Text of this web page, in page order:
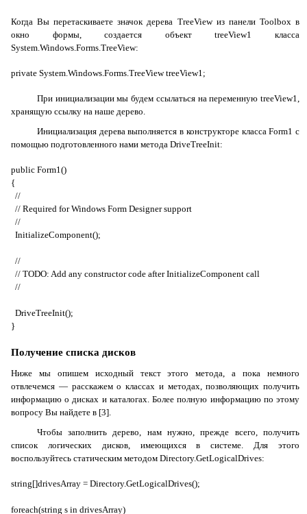
Когда Вы перетаскиваете значок дерева TreeViewиз панели Toolboxв
окно формы, создается объектtreeView1 класса
System.Windows.Forms.TreeView:
private System.Windows.Forms.TreeView treeView1;
При инициализации мы будем ссылаться на переменную treeView1,
хранящую ссылку на наше дерево.
Инициализация дерева выполняется в конструкторе классаForm1 с
помощью подготовленного нами метода DriveTreeInit:
public Form1()
{
//
// Required for Windows Form Designer support
//
InitializeComponent();
//
// TODO: Add any constructor code after InitializeComponent call
//
DriveTreeInit();
}
Получение списка дисков
Ниже мы опишем исходный текст этого метода, а пока немного
отвлечемся — расскажем о классах и методах, позволяющих получить
информацию о дисках и каталогах. Более полную информацию по этому
вопросу Вы найдете в [3].
Чтобы заполнить дерево, нам нужно, прежде всего, получить
список логических дисков, имеющихся в системе. Для этого
воспользуйтесь статическим методом Directory.GetLogicalDrives:
string[]drivesArray = Directory.GetLogicalDrives();
foreach(string s in drivesArray)